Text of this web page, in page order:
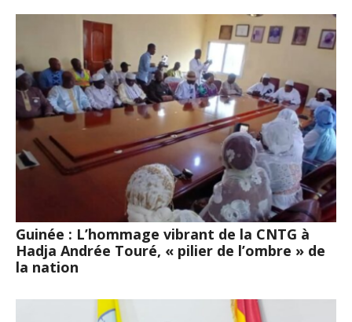
Guinée : L’hommage vibrant de la CNTG à
Hadja Andrée Touré, « pilier de l’ombre » de
la nation